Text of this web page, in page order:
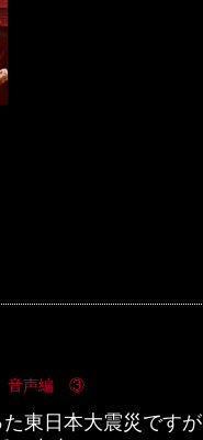
音声編 ③
東日本大震災です